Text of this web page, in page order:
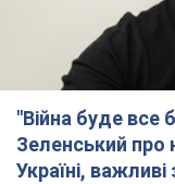
"Війна буде все
Зеленський про
Україні,